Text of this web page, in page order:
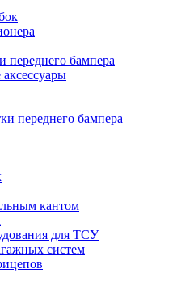
переднего бампера
переднего бампера
кантом
для ТСУ
систем